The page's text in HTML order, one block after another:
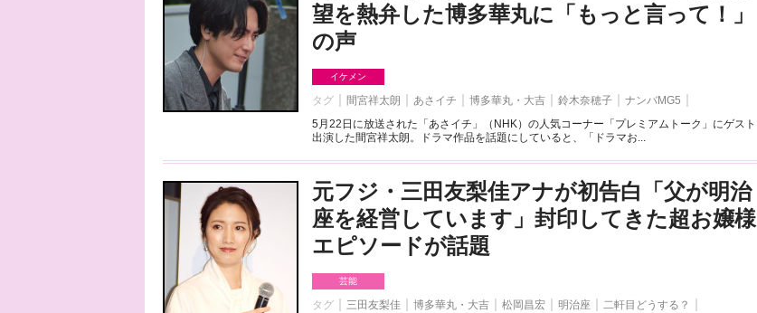
望を熱弁した博多華丸に「もっと言って！」
の声
イケメン
タグ 間宮祥太朗 あさイチ 博多華丸・大吉 鈴木奈穂子
ナンバMG5
5月22日に放送された「あさイチ」（NHK）の人気コーナー「プレミアムトーク」にゲスト
出演した間宮祥太朗。ドラマ作品を話題にしていると、「ドラマお...
元フジ・三田友梨佳アナが初告白「父が明治
座を経営しています」封印してきた超お嬢様
エピソードが話題
芸能
タグ 三田友梨佳 博多華丸・大吉 松岡昌宏 明治座
二軒目どうする？